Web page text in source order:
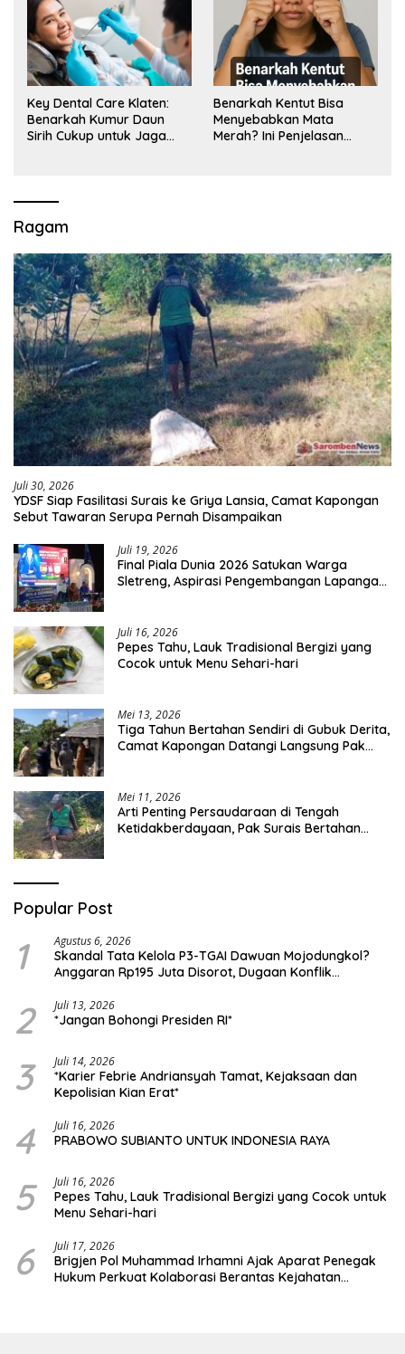
Key Dental Care Klaten:
Benarkah Kumur Daun
Sirih Cukup untuk Jaga
Benarkah Kentut Bisa
Menyebabkan Mata
Merah? Ini Penjelasan
Ragam
Juli 30, 2026
YDSF Siap Fasilitasi Surais ke Griya Lansia, Camat Kapongan
Sebut Tawaran Serupa Pernah Disampaikan
Juli 19, 2026
Final Piala Dunia 2026 Satukan Warga
Sletreng, Aspirasi Pengembangan Lapangan
Juli 16, 2026
Pepes Tahu, Lauk Tradisional Bergizi yang
Cocok untuk Menu Sehari-hari
Mei 13, 2026
Tiga Tahun Bertahan Sendiri di Gubuk Derita,
Camat Kapongan Datangi Langsung Pak
Mei 11, 2026
Arti Penting Persaudaraan di Tengah
Ketidakberdayaan, Pak Surais Bertahan
Popular Post
1 Agustus 6, 2026
Skandal Tata Kelola P3-TGAI Dawuan Mojodungkol?
Anggaran Rp195 Juta Disorot, Dugaan Konflik
2 Juli 13, 2026
*Jangan Bohongi Presiden RI*
3 Juli 14, 2026
*Karier Febrie Andriansyah Tamat, Kejaksaan dan
Kepolisian Kian Erat*
4 Juli 16, 2026
PRABOWO SUBIANTO UNTUK INDONESIA RAYA
5 Juli 16, 2026
Pepes Tahu, Lauk Tradisional Bergizi yang Cocok untuk
Menu Sehari-hari
6 Juli 17, 2026
Brigjen Pol Muhammad Irhamni Ajak Aparat Penegak
Hukum Perkuat Kolaborasi Berantas Kejahatan